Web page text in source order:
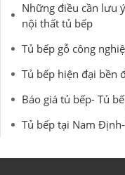
Những điều cần lưu
nội thất tủ bếp
Tủ bếp gỗ công
Tủ bếp hiện đại bền
Báo giá tủ bếp- Tủ
Tủ bếp tại Nam